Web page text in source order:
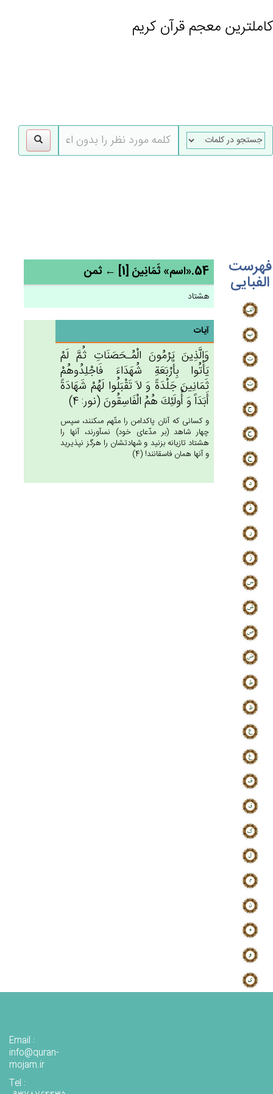
کاملترین معجم قرآن کریم
فهرست
الفبایی 54.«اسم» ثَمَانِين‌َ [1] ← ثمن
هشتاد
آیات
وَالَّذِين‌َ يَرْمُون‌َ الْمُـحَصَنَات‌ِ ثُم‌َّ لَم‌ْ
يَأْتُوا بِأَرْبَعَة‌ِ شُهَدَاءَ فَاجْلِدُوهُم‌ْ
ثَمَانِين‌َ جَلْدَة‌ً وَ لاَ تَقْبَلُوا لَهُم‌ْ شَهَادَة‌ً
أَبَدَاً وَ أُولَئِك‌َ هُم‌ُ الْفَاسِقُون‌َ (نور: 4)
و كسانى كه آنان پاكدامن را متّهم مى‏كنند، سپس
چهار شاهد (بر مدّعاى خود) نمى‏آورند، آنها را
هشتاد تازيانه بزنيد و شهادتشان را هرگز نپذيريد
و آنها همان فاسقانند! (4)
Email :
info@quran-
mojam.ir
Tel :